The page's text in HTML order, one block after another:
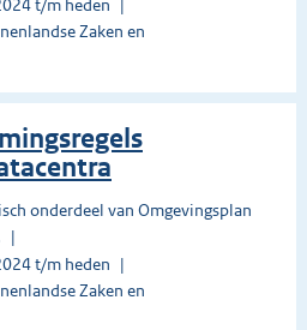
t/m heden
Zaken en
onderdeel van Omgevingsplan
t/m heden
Zaken en